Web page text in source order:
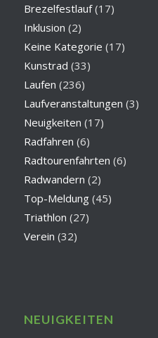
Brezelfestlauf(17)
Inklusion (2)
Keine Kategorie (17)
Kunstrad (33)
Laufen (236)
Laufveranstaltungen (3)
Neuigkeiten (17)
Radfahren (6)
Radtourenfahrten (6)
Radwandern (2)
Top-Meldung(45)
Triathlon (27)
Verein (32)
NEUIGKEITEN